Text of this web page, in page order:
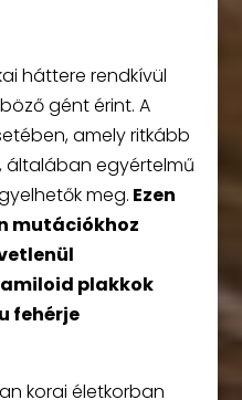
háttere rendkívül
gént érint. A
amely ritkább
egyértelmű
meg. Ezen
mutációkhoz
plakkok
fehérje
korai életkorban